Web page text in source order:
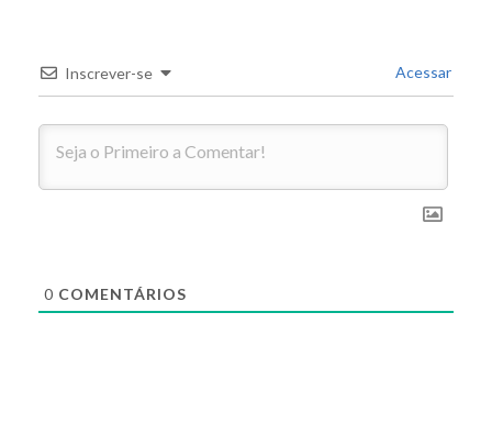
Inscrever-se Acessar
0 COMENTÁRIOS